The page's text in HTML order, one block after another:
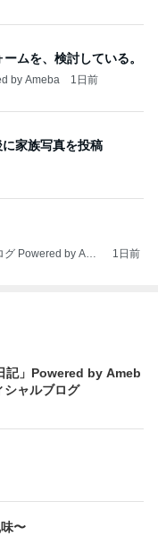
ムを、検討している。
by Ameba 1日前
家族写真を投稿
Powered by Ame
1日前
記」Powered by Ameb
シャルブログ
〜